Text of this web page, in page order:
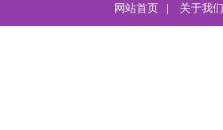
网站首页 关于我们